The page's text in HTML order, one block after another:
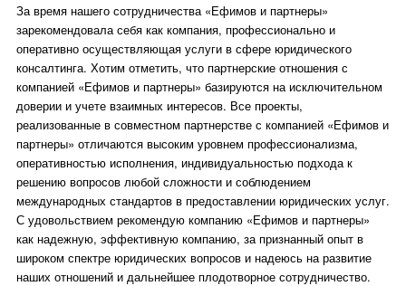
За время нашего сотрудничества «Ефимов и партнеры»
зарекомендовала себя как компания, профессионально и
оперативно осуществляющая услуги в сфере юридического
консалтинга. Хотим отметить, что партнерские отношения с
компанией «Ефимов и партнеры» базируются на исключительном
доверии и учете взаимных интересов. Все проекты,
реализованные в совместном партнерстве с компанией «Ефимов и
партнеры» отличаются высоким уровнем профессионализма,
оперативностью исполнения, индивидуальностью подхода к
решению вопросов любой сложности и соблюдением
международных стандартов в предоставлении юридических услуг.
С удовольствием рекомендую компанию «Ефимов и партнеры»
как надежную, эффективную компанию, за признанный опыт в
широком спектре юридических вопросов и надеюсь на развитие
наших отношений и дальнейшее плодотворное сотрудничество.